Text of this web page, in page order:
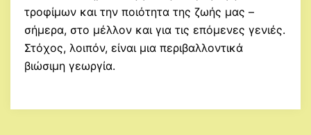
τροφίμων και την ποιότητα της ζωής μας –
σήμερα, στο μέλλον και για τις επόμενες γενιές.
Στόχος, λοιπόν, είναι μια περιβαλλοντικά
βιώσιμη γεωργία.